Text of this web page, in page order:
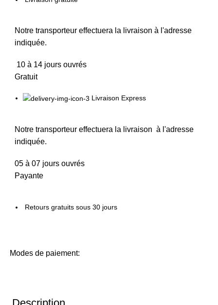
Notre transporteur effectuera la livraison à l'adresse
indiquée.
10 à 14 jours ouvrés
Gratuit
Livraison Express
Notre transporteur effectuera la livraison à l'adresse
indiquée.
05 à 07 jours ouvrés
Payante
Retours gratuits sous 30 jours
Modes de paiement: